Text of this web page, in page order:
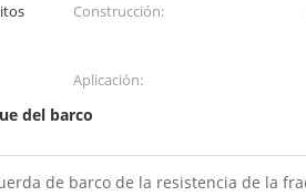
Construcción:
Aplicación:
del barco
de barco de la resistencia de la